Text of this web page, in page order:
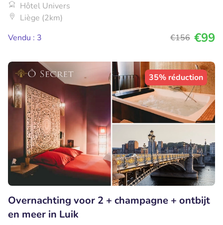
Hôtel Univers
Liège (2km)
Vendu : 3
€156 €99
35% réduction
Overnachting voor 2 + champagne + ontbijt
en meer in Luik